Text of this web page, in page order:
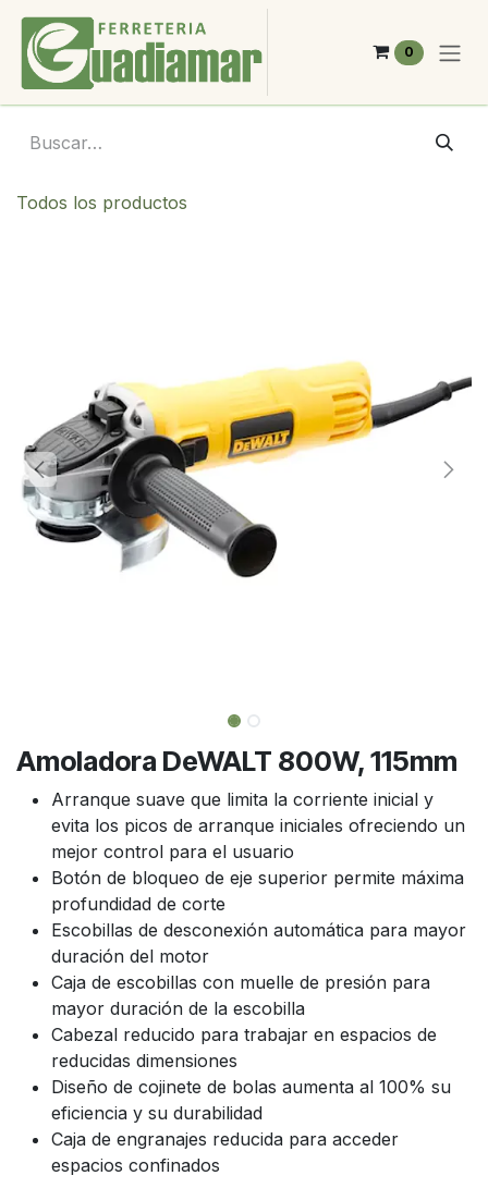
Ir al contenido
0
Todos los productos
Amoladora DeWALT 800W, 115mm
Arranque suave que limita la corriente inicial y
evita los picos de arranque iniciales ofreciendo un
mejor control para el usuario
Botón de bloqueo de eje superior permite máxima
profundidad de corte
Escobillas de desconexión automática para mayor
duración del motor
Caja de escobillas con muelle de presión para
mayor duración de la escobilla
Cabezal reducido para trabajar en espacios de
reducidas dimensiones
Diseño de cojinete de bolas aumenta al 100% su
eficiencia y su durabilidad
Caja de engranajes reducida para acceder
espacios confinados